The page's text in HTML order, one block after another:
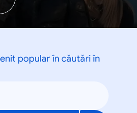
popular în căutări în